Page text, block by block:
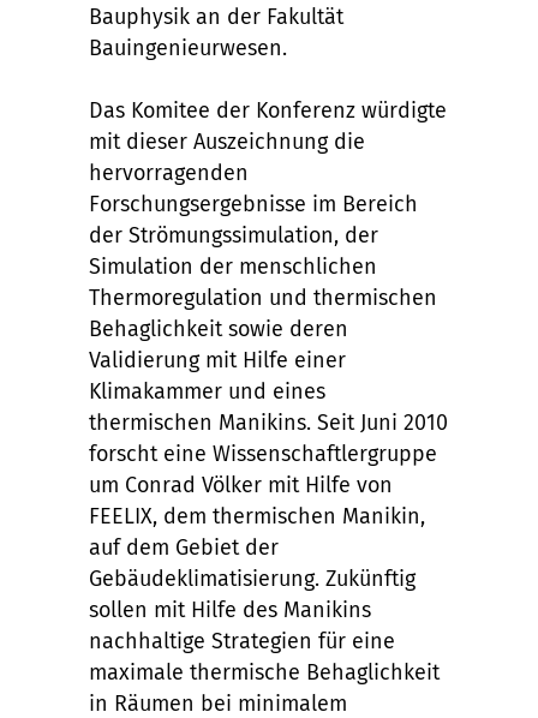
Bauphysik an der Fakultät
Bauingenieurwesen.
Das Komitee der Konferenz würdigte
mit dieser Auszeichnung die
hervorragenden
Forschungsergebnisse im Bereich
der Strömungssimulation, der
Simulation der menschlichen
Thermoregulation und thermischen
Behaglichkeit sowie deren
Validierung mit Hilfe einer
Klimakammer und eines
thermischen Manikins. Seit Juni 2010
forscht eine Wissenschaftlergruppe
um Conrad Völker mit Hilfe von
FEELIX, dem thermischen Manikin,
auf dem Gebiet der
Gebäudeklimatisierung. Zukünftig
sollen mit Hilfe des Manikins
nachhaltige Strategien für eine
maximale thermische Behaglichkeit
in Räumen bei minimalem